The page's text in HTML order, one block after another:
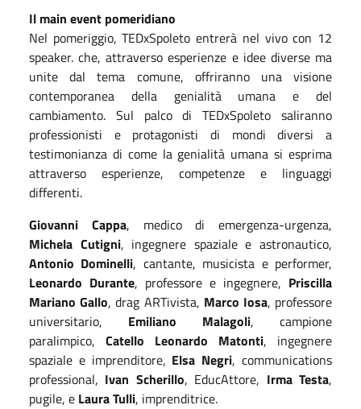
​Il main event pomeridiano
Nel pomeriggio, TEDxSpoleto entrerà nel vivo con 12
speaker. che, attraverso esperienze e idee diverse ma
unite dal tema comune, offriranno una visione
contemporanea della genialità umana e del
cambiamento. Sul palco di TEDxSpoleto saliranno
professionisti e protagonisti di mondi diversi a
testimonianza di come la genialità umana si esprima
attraverso esperienze, competenze e linguaggi
differenti.
Giovanni Cappa, medico di emergenza-urgenza,
Michela Cutigni, ingegnere spaziale e astronautico,
Antonio Dominelli, cantante, musicista e performer,
Leonardo Durante, professore e ingegnere, Priscilla
Mariano Gallo, drag ARTivista, Marco Iosa, professore
universitario, Emiliano Malagoli, campione
paralimpico, Catello Leonardo Matonti, ingegnere
spaziale e imprenditore, Elsa Negri, communications
professional, Ivan Scherillo, EducAttore, Irma Testa,
pugile, e Laura Tulli, imprenditrice.